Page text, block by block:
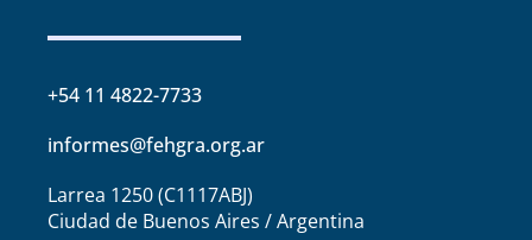
+54 11 4822-7733
informes@fehgra.org.ar
Larrea 1250 (C1117ABJ)
Ciudad de Buenos Aires / Argentina